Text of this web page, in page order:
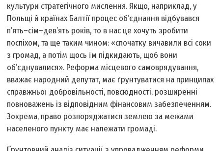
культури стратегічного мислення. Якщо, наприклад, у
Польщі й країнах Балтії процес об’єднання відбувався
п’ять–сім–дев’ять років, то в нас це хочуть зробити
поспіхом, та ще таким чином: «спочатку вичавили всі соки
з громад, а потім щось їм підкидають, щоб вони
об’єднувалися». Реформа місцевого самоврядування,
вважає народний депутат, має ґрунтуватися на принципах
справжньої добровільності, повсюдності, розширенні
повноважень із відповідним фінансовим забезпеченням.
Зокрема, право розпоряджатися землею за межами
населеного пункту має належати громаді.